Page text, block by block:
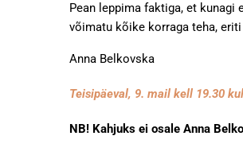
Pean leppima faktiga, et
võimatu kõike korraga teha,
Anna Belkovska
Teisipäeval, 9. mail kell 19.30
NB! Kahjuks ei osale Anna